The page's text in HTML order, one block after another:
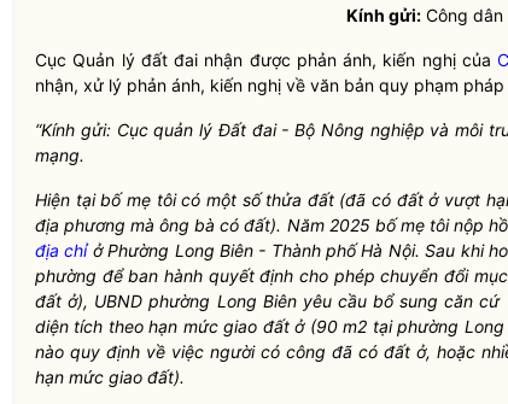
Kính gửi: Công dân
Cục Quản lý đất đai nhận được phản ánh, kiến nghị của
nhận, xử lý phản ánh, kiến nghị về văn bản quy phạm pháp
“Kính gửi: Cục quản lý Đất đai - Bộ Nông nghiệp và môi
mạng.
Hiện tại bố mẹ tôi có một số thửa đất (đã có đất ở vượt
địa phương mà ông bà có đất). Năm 2025 bố mẹ tôi nộp
địa chỉở Phường Long Biên - Thành phố Hà Nội. Sau khi
phường để ban hành quyết định cho phép chuyển đổi
đất ở), UBND phường Long Biên yêu cầu bổ sung căn
diện tích theo hạn mức giao đất ở (90 m2 tại phường
nào quy định về việc người có công đã có đất ở, hoặc
hạn mức giao đất).